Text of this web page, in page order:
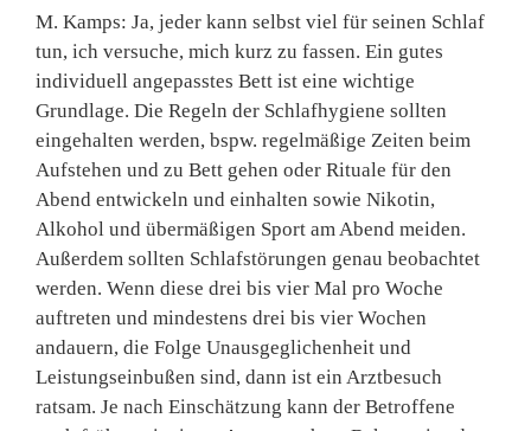
M. Kamps: Ja, jeder kann selbst viel für seinen Schlaf
tun, ich versuche, mich kurz zu fassen. Ein gutes
individuell angepasstes Bett ist eine wichtige
Grundlage. Die Regeln der Schlafhygiene sollten
eingehalten werden, bspw. regelmäßige Zeiten beim
Aufstehen und zu Bett gehen oder Rituale für den
Abend entwickeln und einhalten sowie Nikotin,
Alkohol und übermäßigen Sport am Abend meiden.
Außerdem sollten Schlafstörungen genau beobachtet
werden. Wenn diese drei bis vier Mal pro Woche
auftreten und mindestens drei bis vier Wochen
andauern, die Folge Unausgeglichenheit und
Leistungseinbußen sind, dann ist ein Arztbesuch
ratsam. Je nach Einschätzung kann der Betroffene